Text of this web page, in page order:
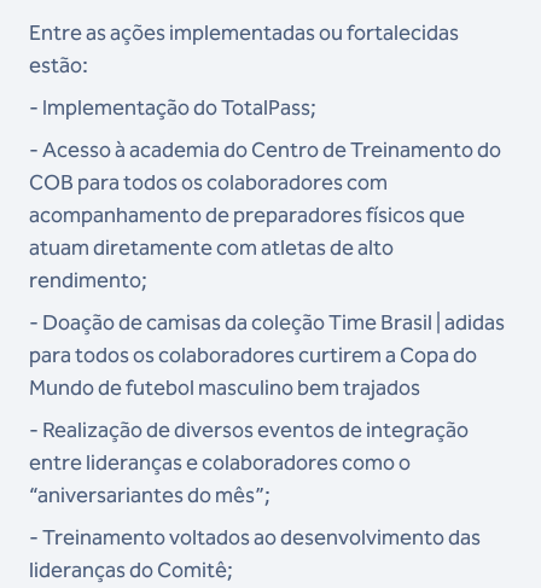
Entre as ações implementadas ou fortalecidas
estão:
- Implementação do TotalPass;
- Acesso à academia do Centro de Treinamento do
COB para todos os colaboradores com
acompanhamento de preparadores físicos que
atuam diretamente com atletas de alto
rendimento;
- Doação de camisas da coleção Time Brasil | adidas
para todos os colaboradores curtirem a Copa do
Mundo de futebol masculino bem trajados
- Realização de diversos eventos de integração
entre lideranças e colaboradores como o
“aniversariantes do mês”;
- Treinamento voltados ao desenvolvimento das
lideranças do Comitê;